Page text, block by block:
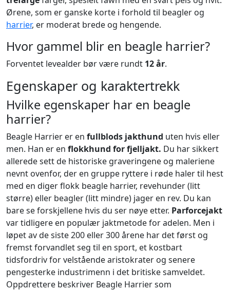
Ørene, som er ganske korte i forhold til beagler og
harrier, er moderat brede og hengende.
Hvor gammel blir en beagle harrier?
Forventet levealder bør være rundt 12 år.
Egenskaper og karaktertrekk
Hvilke egenskaper har en beagle
harrier?
Beagle Harrier er en fullblods jakthund uten hvis eller
men. Han er en flokkhund for fjelljakt. Du har sikkert
allerede sett de historiske graveringene og maleriene
nevnt ovenfor, der en gruppe ryttere i røde haler til hest
med en diger flokk beagle harrier, revehunder (litt
større) eller beagler (litt mindre) jager en rev. Du kan
bare se forskjellene hvis du ser nøye etter. Parforcejakt
var tidligere en populær jaktmetode for adelen. Men i
løpet av de siste 200 eller 300 årene har det først og
fremst forvandlet seg til en sport, et kostbart
tidsfordriv for velstående aristokrater og senere
pengesterke industrimenn i det britiske samveldet.
Oppdrettere beskriver Beagle Harrier som